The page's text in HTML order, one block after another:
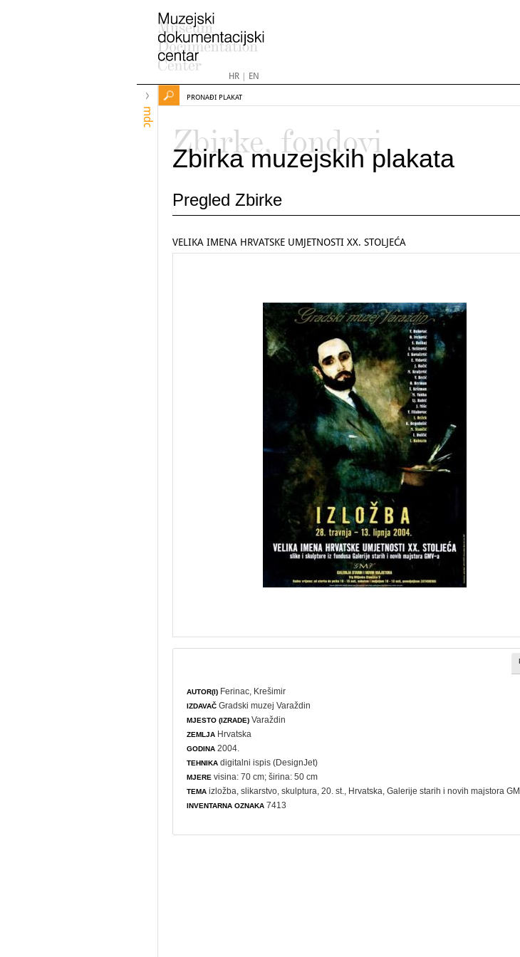
HR| EN
mdc
PRONAĐI PLAKAT
Zbirke, fondovi
Zbirka muzejskih plakata
Pregled Zbirke
VELIKA IMENA HRVATSKE UMJETNOSTI XX. STOLJEĆA
AUTOR(I) Ferinac, Krešimir
IZDAVAČ Gradski muzej Varaždin
MJESTO (IZRADE) Varaždin
ZEMLJA Hrvatska
GODINA 2004.
TEHNIKA digitalni ispis (DesignJet)
MJERE visina: 70 cm; širina: 50 cm
TEMA izložba ,slikarstvo ,skulptura , 20. st., Hrvatska, Galerije starih i novih majstora
INVENTARNA OZNAKA 7413